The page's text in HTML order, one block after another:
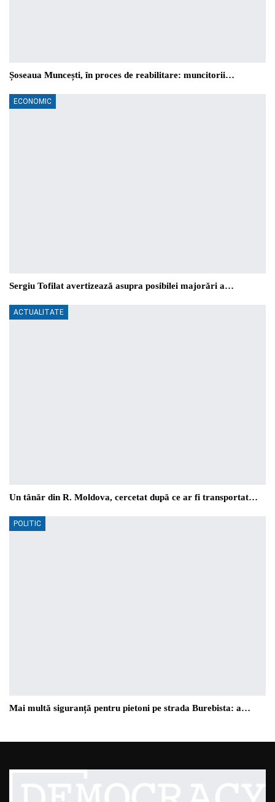
Șoseaua Muncești, în proces de reabilitare: muncitorii…
ECONOMIC
Sergiu Tofilat avertizează asupra posibilei majorări a…
ACTUALITATE
Un tânăr din R. Moldova, cercetat după ce ar fi transportat…
POLITIC
Mai multă siguranță pentru pietoni pe strada Burebista: a…